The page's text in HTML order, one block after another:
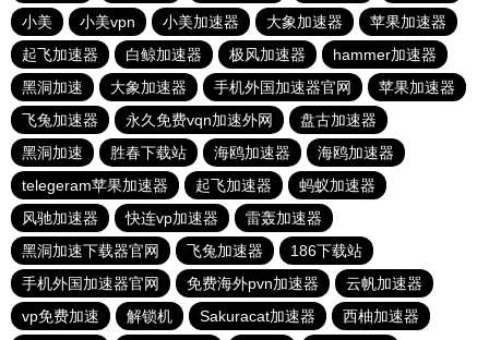
小美
小美vpn 小美加速器 大象加速器
苹果加速器
起飞加速器
白鲸加速器 极风加速器
hammer加速器
黑洞加速
大象加速器 手机外国加速器官网
苹果加速器
飞兔加速器
永久免费vqn加速外网
盘古加速器
黑洞加速
胜春下载站 海鸥加速器
海鸥加速器
telegeram苹果加速器
起飞加速器
蚂蚁加速器
风驰加速器
快连vp加速器
雷轰加速器
黑洞加速下载器官网
飞兔加速器
186下载站
手机外国加速器官网
免费海外pvn加速器
云帆加速器
vp免费加速
解锁机 Sakuracat加速器 西柚加速器